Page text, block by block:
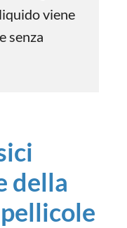
viene
senza
della